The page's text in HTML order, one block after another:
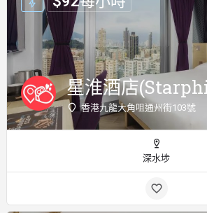
星淮酒店
香港九龍大角咀通州街103號
深水埗